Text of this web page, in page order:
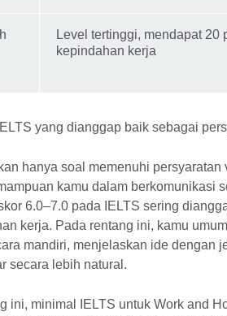
Level tertinggi, mendapat 20
kepindahan kerja
yang dianggap baik sebagai
hanya soal memenuhi persyaratan
kamu dalam berkomunikasi
6.0–7.0 pada IELTS sering
kerja. Pada rentang ini, kamu
mandiri, menjelaskan ide dengan
secara lebih natural.
ini, minimal IELTS untuk Work and